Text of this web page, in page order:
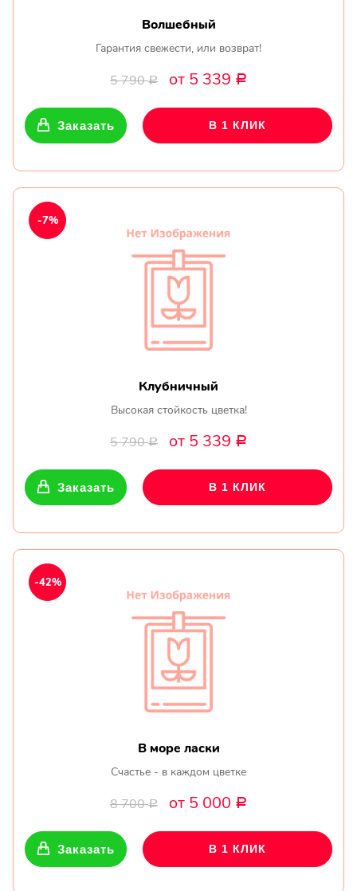
Волшебный
Гарантия свежести, или возврат!
5 790Р от 5 339 Р
Заказать В 1 КЛИК
Клубничный
Высокая стойкость цветка!
5 790Р от 5 339 Р
-7%
Заказать В 1 КЛИК
В море ласки
Счастье - в каждом цветке
8 700Р от 5 000 Р
-42%
Заказать В 1 КЛИК